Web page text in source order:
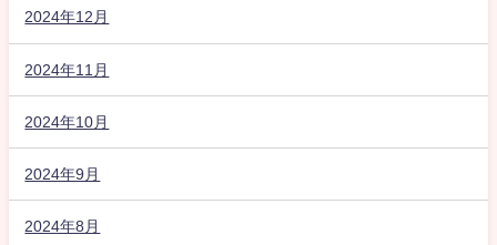
2024年12月
2024年11月
2024年10月
2024年9月
2024年8月